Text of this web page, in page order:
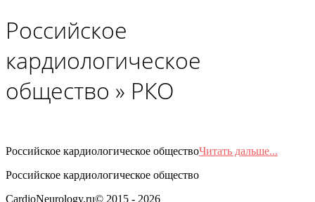
Российское
кардиологическое
общество » РКО
Российское кардиологическое обществоЧитать дальше...
Российское кардиологическое общество
2015-
CardioNeurology.ru© 2015 - 2026